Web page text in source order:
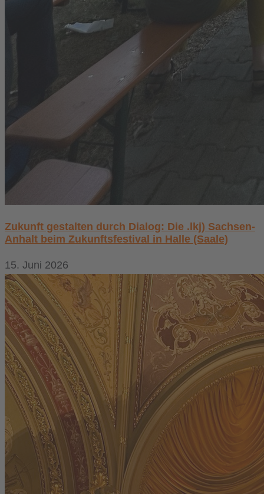
Zukunft gestalten durch Dialog: Die .lkj) Sachsen-
Anhalt beim Zukunftsfestival in Halle (Saale)
15. Juni 2026